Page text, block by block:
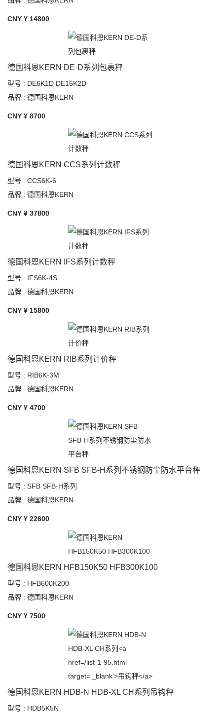
CNY ¥ 14800
德国科恩KERN DE-D系列包裹秤
型号 : DE6K1D DE15K2D
品牌 : 德国科恩KERN
CNY ¥ 8700
德国科恩KERN CCS系列计数秤
型号 : CCS6K-6
品牌 : 德国科恩KERN
CNY ¥ 37800
德国科恩KERN IFS系列计数秤
型号 : IFS6K-4S
品牌 : 德国科恩KERN
CNY ¥ 15800
德国科恩KERN RIB系列计价秤
型号 : RIB6K-3M
品牌 : 德国科恩KERN
CNY ¥ 4700
德国科恩KERN SFB SFB-H系列不锈钢防尘防水平台秤
型号 : SFB SFB-H系列
品牌 : 德国科恩KERN
CNY ¥ 22600
德国科恩KERN HFB150K50 HFB300K100
型号 : HFB600K200
品牌 : 德国科恩KERN
CNY ¥ 7500
德国科恩KERN HDB-N HDB-XL CH系列吊钩秤
型号 : HDB5K5N